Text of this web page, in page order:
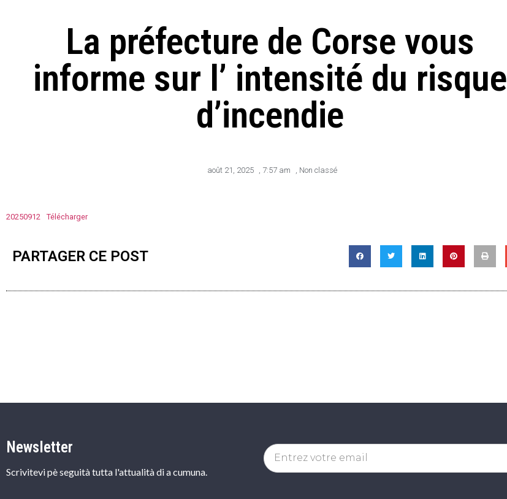
La préfecture de Corse vous
informe sur l’ intensité du risque
d’incendie
août 21, 2025 7:57 am Non classé
20250912 Télécharger
PARTAGER CE POST
Newsletter
Scrivitevi pè seguità tutta l'attualità di a cumuna.